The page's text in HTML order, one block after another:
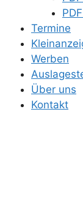
Termine
Werben
Über uns
Kontakt